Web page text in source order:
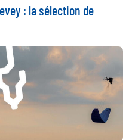
: la sélection de